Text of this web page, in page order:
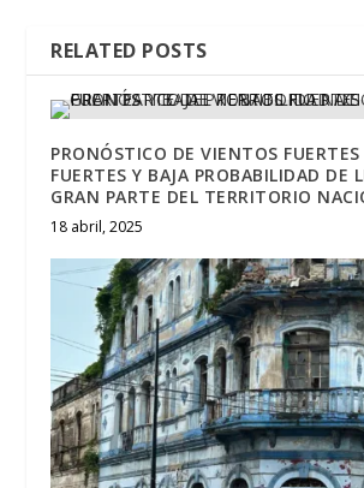
RELATED POSTS
PRONÓSTICO DE VIENTOS
FUERTES Y BAJA PROBABILIDAD DE
GRAN PARTE DEL TERRITORIO
18 abril, 2025